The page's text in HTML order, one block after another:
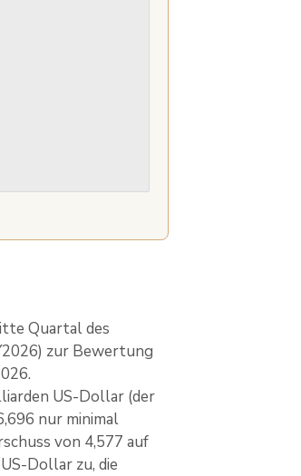
Quartal des
zur Bewertung
US-Dollar (der
nur minimal
von 4,577 auf
Dollar zu, die